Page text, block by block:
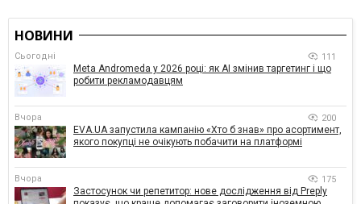
НОВИНИ
Сьогодні 111
Meta Andromeda у 2026 році: як AI змінив таргетинг і що
робити рекламодавцям
Вчора 200
EVA.UA запустила кампанію «Хто б знав» про асортимент,
якого покупці не очікують побачити на платформі
Вчора 175
Застосунок чи репетитор: нове дослідження від Preply